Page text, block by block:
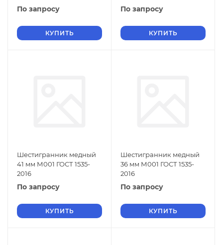
По запросу
КУПИТЬ
По запросу
КУПИТЬ
Шестигранник медный
41 мм М001 ГОСТ 1535-
2016
По запросу
КУПИТЬ
Шестигранник медный
36 мм М001 ГОСТ 1535-
2016
По запросу
КУПИТЬ